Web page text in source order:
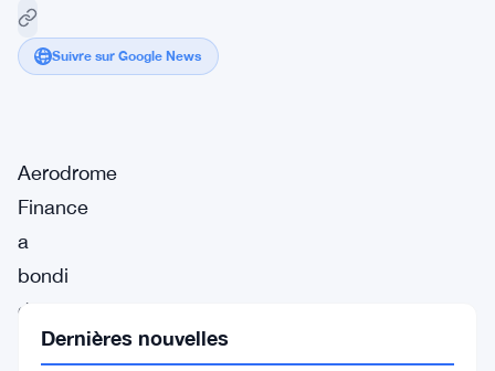
Suivre sur Google News
Aerodrome
Finance
a
bondi
de
13,25%
Dernières nouvelles